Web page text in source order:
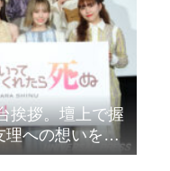
挨拶。壇上で握
への想いをア